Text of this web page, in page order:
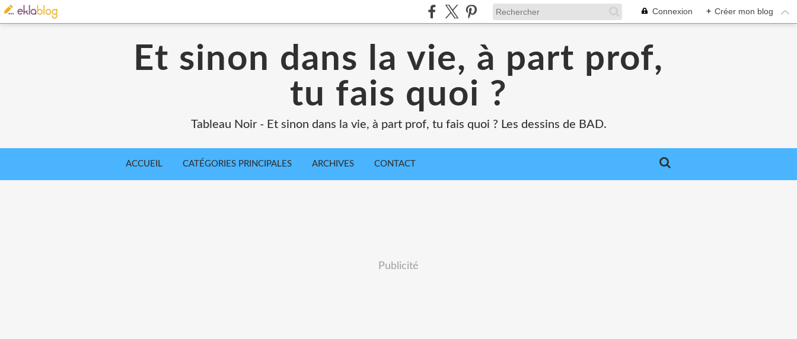
Connexion + Créer mon blog
Et sinon dans la vie, à part prof,
tu fais quoi ?
Tableau Noir - Et sinon dans la vie, à part prof, tu fais quoi ? Les dessins de BAD.
ACCUEIL CATÉGORIES PRINCIPALES ARCHIVES CONTACT
Publicité